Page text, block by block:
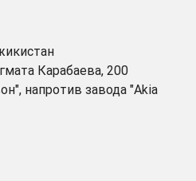
Карабаева, 200
напротив завода "Akia